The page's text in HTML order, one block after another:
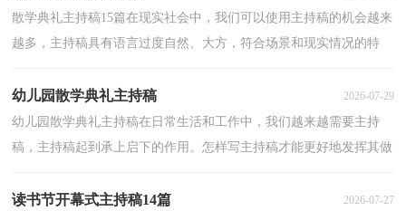
散学典礼主持稿15篇在现实社会中，我们可以使用主持稿的机会越来
越多，主持稿具有语言过度自然、大方，符合场景和现实情况的特
幼儿园散学典礼主持稿 2026-07-29
幼儿园散学典礼主持稿在日常生活和工作中，我们越来越需要主持
稿，主持稿起到承上启下的作用。怎样写主持稿才能更好地发挥其做
读书节开幕式主持稿14篇 2026-07-27